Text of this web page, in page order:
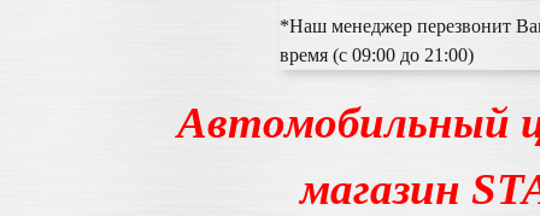
*Наш менеджер перезвонит
время (с 09:00 до 21:00)
Автомобильный
магазин